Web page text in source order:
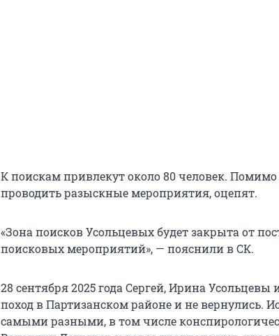
К поискам привлекут около 80 человек. Помимо
проводить разыскные мероприятия, оцепят.
«Зона поисков Усольцевых будет закрыта от
поисковых мероприятий», — пояснили в СК.
28 сентября 2025 года Сергей, Ирина
поход в Партизанском районе и не вернулись.
самыми разными, в том числе